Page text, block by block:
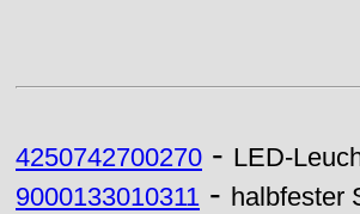
4250742700270 - LED-
9000133010311 - halbfester